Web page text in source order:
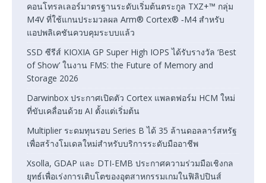
คอนโทรลเลอร์มาตรฐานระดับเริ่มต้นตระกูล TXZ+™ กลุ่ม
M4V ที่ใช้แกนประมวลผล Arm® Cortex® ‑M4 สำหรับ
แอปพลิเคชันควบคุมระบบแล้ว
SSD ซีรีส์ KIOXIA GP Super High IOPS ได้รับรางวัล ‘Best
of Show’ ในงาน FMS: the Future of Memory and
Storage 2026
Darwinbox ประกาศเปิดตัว Cortex แพลตฟอร์ม HCM ใหม่
ที่ขับเคลื่อนด้วย AI ตั้งแต่เริ่มต้น
Multiplier ระดมทุนรอบ Series B ได้ 35 ล้านดอลลาร์สหรัฐ
เพื่อสร้างโมเดลใหม่สำหรับบริการระดับมืออาชีพ
Xsolla, GDAP และ DTI-EMB ประกาศความร่วมมือเชิงกล
ยุทธ์เพื่อเร่งการเติบโตของอุตสาหกรรมเกมในฟิลิปปินส์